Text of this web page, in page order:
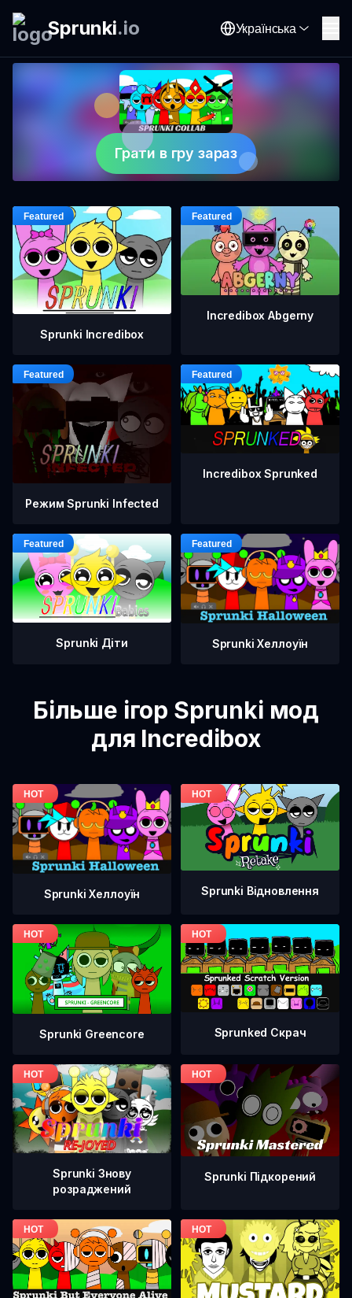
Sprunki.io Українська
Грати в гру зараз
Sprunki Incredibox
Incredibox Abgerny
Режим Sprunki Infected
Incredibox Sprunked
Sprunki Діти Sprunki Хеллоуїн
Більше ігор Sprunki мод
для Incredibox
Sprunki Хеллоуїн Sprunki Відновлення
Sprunki Greencore Sprunked Скрач
Sprunki Знову
розраджений
Sprunki Підкорений